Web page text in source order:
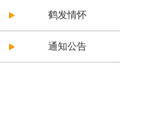
鹤发情怀
通知公告